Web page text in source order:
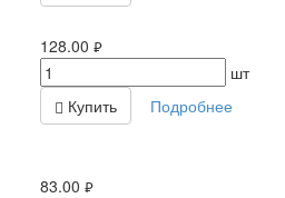
128.00 руб.
шт
Купить
Подробнее
83.00 руб.